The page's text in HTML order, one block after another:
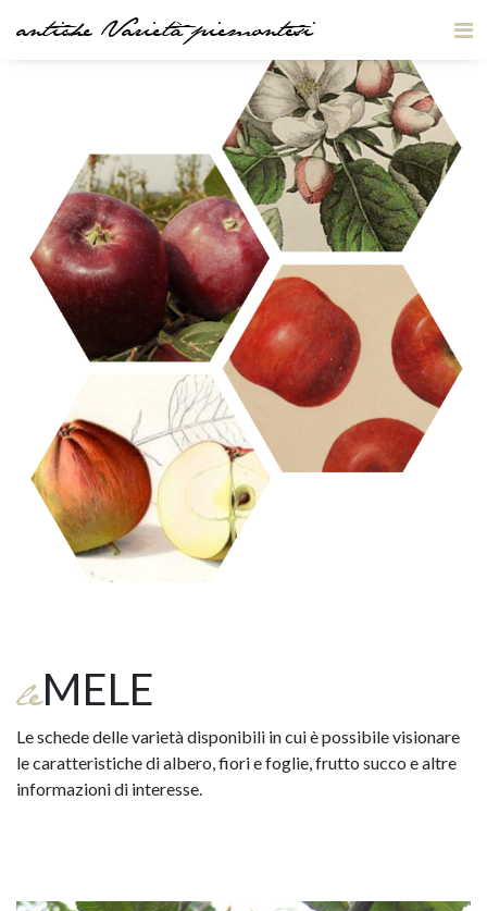
antiche Varietà piemontesi
leMELE
Le schede delle varietà disponibili in cui è possibile visionare
le caratteristiche di albero, fiori e foglie, frutto succo e altre
informazioni di interesse.